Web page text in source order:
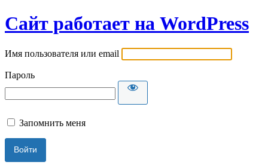
Сайт работает на WordPress
Имя пользователя или email
Пароль
Запомнить меня